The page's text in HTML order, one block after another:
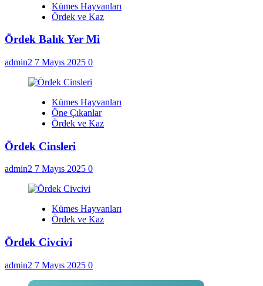
Kümes Hayvanları
Ördek ve Kaz
Ördek Balık Yer Mi
admin2 7 Mayıs 2025 0
Kümes Hayvanları
Öne Çıkanlar
Ördek ve Kaz
Ördek Cinsleri
admin2 7 Mayıs 2025 0
Kümes Hayvanları
Ördek ve Kaz
Ördek Civcivi
admin2 7 Mayıs 2025 0